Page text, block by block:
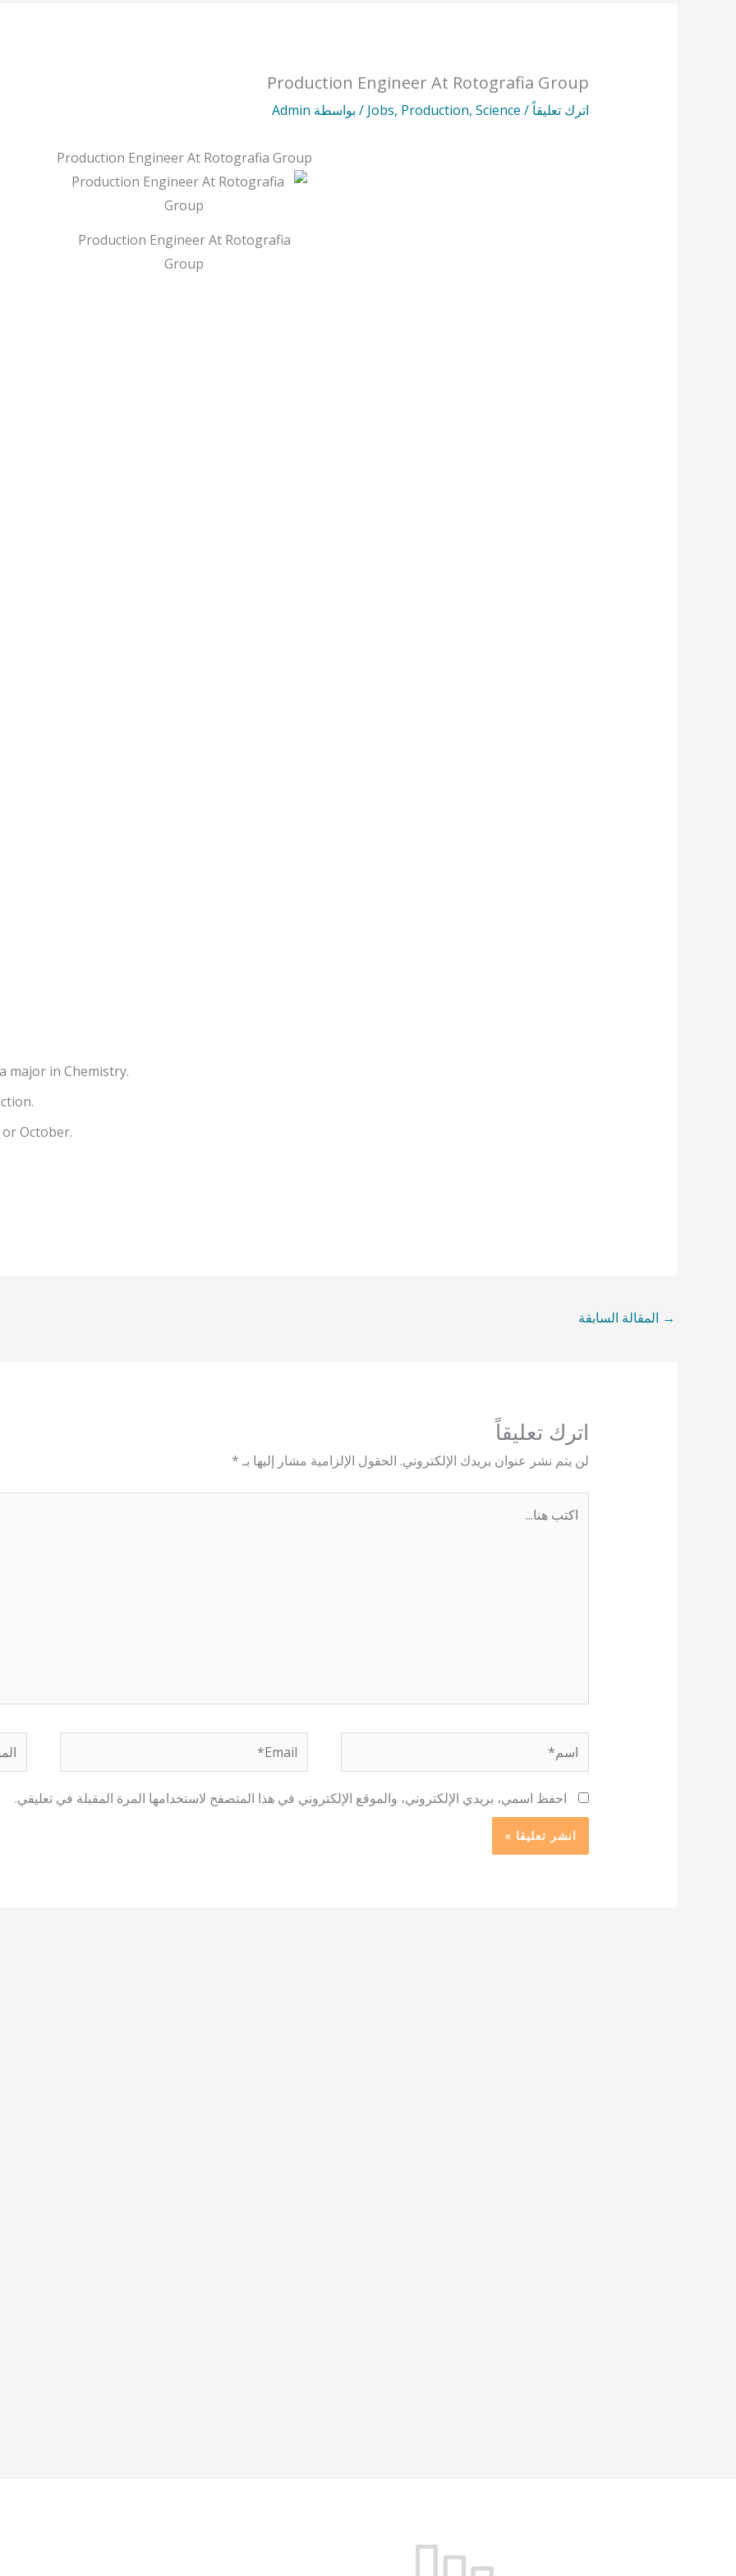
Production Engineer At Rotografia Group
اترك تعليقاً/
Jobs, Production,Science / بواسطة Admin
Production Engineer At Rotografia Group
Production Engineer At Rotografia
Group
major in Chemistry.
October.
→ المقالة السابقة
اترك تعليقاً
لن يتم نشر عنوان بريدك الإلكتروني. الحقول الإلزامية مشار إليها بـ *
اسم* Email*
احفظ اسمي، بريدي الإلكتروني، والموقع الإلكتروني في هذا المتصفح لاستخدامها المرة المقبلة في تعليقي.